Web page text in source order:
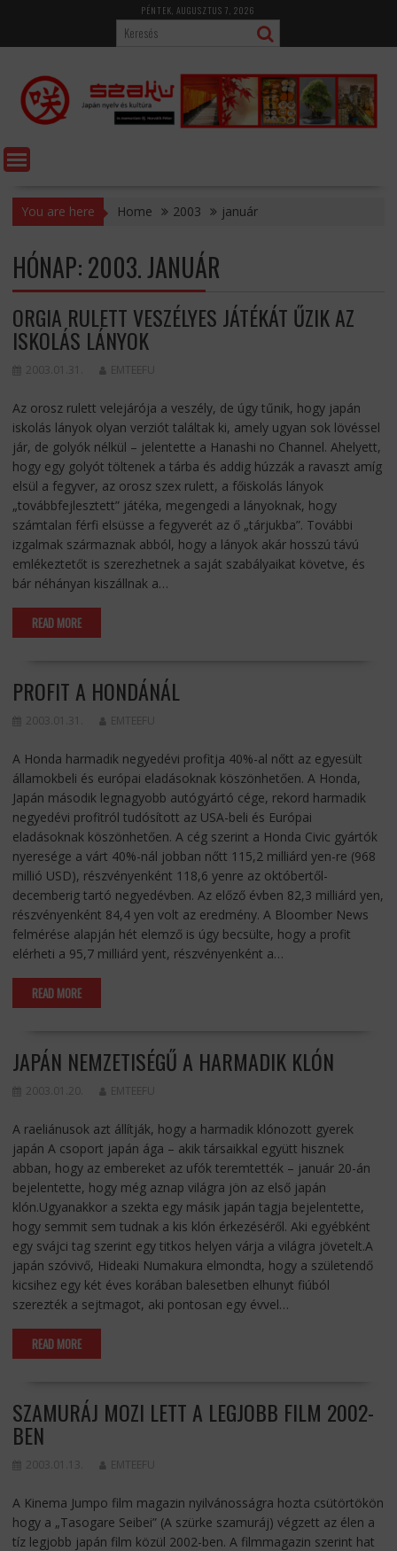
content
PÉNTEK, AUGUSZTUS 7, 2026
You are here Home 2003 január
HÓNAP:2003. JANUÁR
ORGIA RULETT VESZÉLYES JÁTÉKÁT ŰZIK AZ
ISKOLÁS LÁNYOK
2003.01.31. EMTEEFU
Az orosz rulett velejárója a veszély, de úgy tűnik, hogy japán
iskolás lányok olyan verziót találtak ki, amely ugyan sok lövéssel
jár, de golyók nélkül – jelentette a Hanashi no Channel. Ahelyett,
hogy egy golyót töltenek a tárba és addig húzzák a ravaszt amíg
elsül a fegyver, az orosz szex rulett, a főiskolás lányok
„továbbfejlesztett” játéka, megengedi a lányoknak, hogy
számtalan férfi elsüsse a fegyverét az ő „tárjukba”. További
izgalmak származnak abból, hogy a lányok akár hosszú távú
emlékeztetőt is szerezhetnek a saját szabályaikat követve, és
bár néhányan kiszállnak a…
READ MORE
PROFIT A HONDÁNÁL
2003.01.31. EMTEEFU
A Honda harmadik negyedévi profitja 40%-al nőtt az egyesült
államokbeli és európai eladásoknak köszönhetően. A Honda,
Japán második legnagyobb autógyártó cége, rekord harmadik
negyedévi profitról tudósított az USA-beli és Európai
eladásoknak köszönhetően. A cég szerint a Honda Civic gyártók
nyeresége a várt 40%-nál jobban nőtt 115,2 milliárd yen-re (968
millió USD), részvényenként 118,6 yenre az októbertől-
decemberig tartó negyedévben. Az előző évben 82,3 milliárd yen,
részvényenként 84,4 yen volt az eredmény. A Bloomber News
felmérése alapján hét elemző is úgy becsülte, hogy a profit
elérheti a 95,7 milliárd yent, részvényenként a…
READ MORE
JAPÁN NEMZETISÉGŰ A HARMADIK KLÓN
2003.01.20. EMTEEFU
A raeliánusok azt állítják, hogy a harmadik klónozott gyerek
japán A csoport japán ága – akik társaikkal együtt hisznek
abban, hogy az embereket az ufók teremtették – január 20-án
bejelentette, hogy még aznap világra jön az első japán
klón.Ugyanakkor a szekta egy másik japán tagja bejelentette,
hogy semmit sem tudnak a kis klón érkezéséről. Aki egyébként
egy svájci tag szerint egy titkos helyen várja a világra jövetelt.A
japán szóvivő, Hideaki Numakura elmondta, hogy a születendő
kicsihez egy két éves korában balesetben elhunyt fiúból
szerezték a sejtmagot, aki pontosan egy évvel…
READ MORE
SZAMURÁJ MOZI LETT A LEGJOBB FILM 2002-
BEN
2003.01.13. EMTEEFU
A Kinema Jumpo film magazin nyilvánosságra hozta csütörtökön
hogy a „Tasogare Seibei” (A szürke szamuráj) végzett az élen a
tíz legjobb japán film közül 2002-ben. A filmmagazin szerint hat